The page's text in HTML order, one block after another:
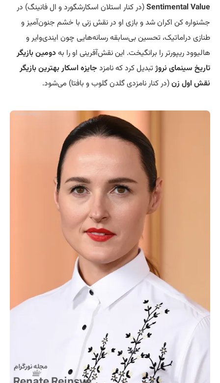
Sentimental Value(در کنار استلان اسکارشگورد و ال فانینگ) در
جشنواره کن اکران شد و بازی او در نقش زنی با خشم جنون‌آمیز و
طنازی دراماتیک، تحسین بی‌سابقه رسانه‌هایی چون ایندی‌وایر و
هالیوود ریپورتر را برانگیخت. این نقش‌آفرینی او را بهدومین بازیگر
تاریخ سینمای نروژ تبدیل کرد که نامزدجایزه اسکار بهترین بازیگر
نقش اول زن(در کنار نامزدی گلدن گلوب و بافتا) می‌شود.